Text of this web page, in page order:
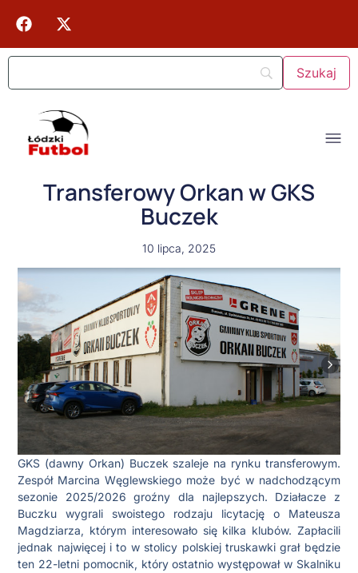
Transferowy Orkan w GKS
Buczek
10 lipca, 2025
GKS (dawny Orkan) Buczek szaleje na rynku transferowym.
Zespół Marcina Węglewskiego może być w nadchodzącym
sezonie 2025/2026 groźny dla najlepszych. Działacze z
Buczku wygrali swoistego rodzaju licytację o Mateusza
Magdziarza, którym interesowało się kilka klubów. Zapłacili
jednak najwięcej i to w stolicy polskiej truskawki grał będzie
ten 22-letni pomocnik, który ostatnio występował w Skalniku